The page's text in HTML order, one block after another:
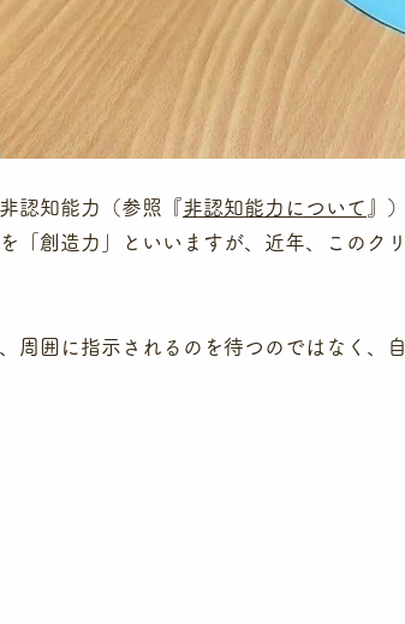
認知能力（参照『非認知能力について
』）
「創造力」といいますが、近年、このクリ
周囲に指示されるのを待つのではなく、自